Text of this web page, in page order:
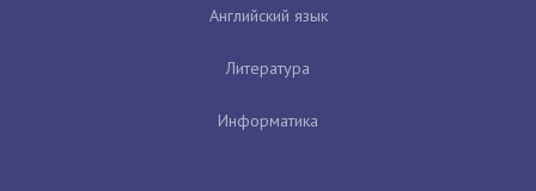
Английский язык
Литература
Информатика